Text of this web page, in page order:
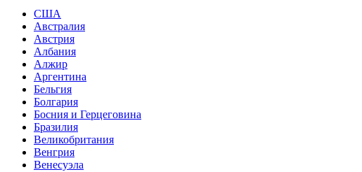
США
Австралия
Австрия
Албания
Алжир
Аргентина
Бельгия
Болгария
Босния и Герцеговина
Бразилия
Великобритания
Венгрия
Венесуэла